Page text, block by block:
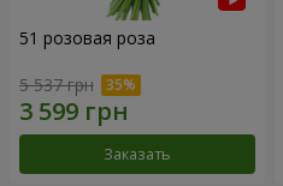
51 розовая роза
5 537 грн
Заказать